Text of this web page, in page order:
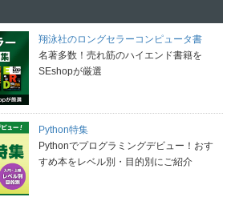
翔泳社のロングセラーコンピュータ書
名著多数！売れ筋のハイエンド書籍を
SEshopが厳選
Python特集
Pythonでプログラミングデビュー！おす
すめ本をレベル別・目的別にご紹介